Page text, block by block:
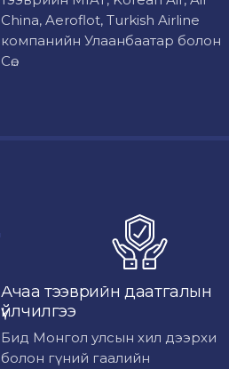
China, Aeroflot, Turkish Airline
компанийн Улаанбаатар болон
Сө...
Ачаа тээврийн даатгалын
үйлчилгээ
Бид Монгол улсын хил дээрхи
болон гүний гаалийн